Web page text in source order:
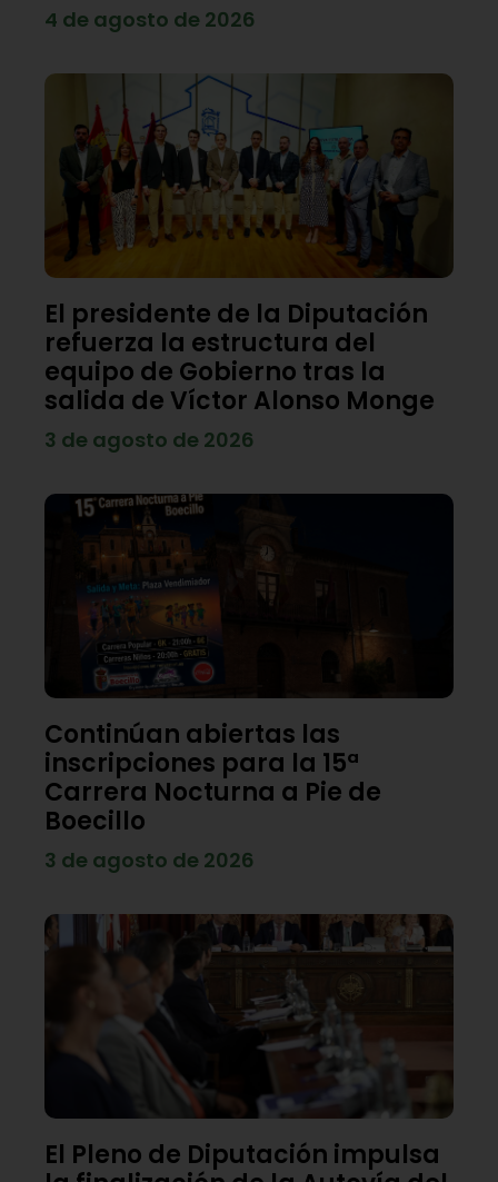
4 de agosto de 2026
El presidente de la Diputación
refuerza la estructura del
equipo de Gobierno tras la
salida de Víctor Alonso Monge
3 de agosto de 2026
Continúan abiertas las
inscripciones para la 15ª
Carrera Nocturna a Pie de
Boecillo
3 de agosto de 2026
El Pleno de Diputación impulsa